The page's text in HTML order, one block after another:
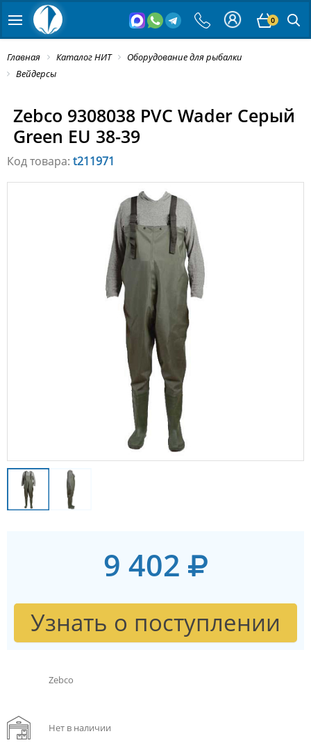
0
Главная Каталог НИТ
Оборудование для рыбалки
Вейдерсы
Zebco 9308038 PVC Wader Серый
Green EU 38-39
Код товара: t211971
9 402
Узнать о поступлении
Zebco
Нет в наличии